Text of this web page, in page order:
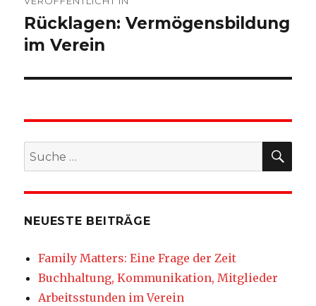
Rücklagen: Vermögensbildung
im Verein
Suche
nach:
NEUESTE BEITRÄGE
Family Matters: Eine Frage der Zeit
Buchhaltung, Kommunikation, Mitglieder
Arbeitsstunden im Verein